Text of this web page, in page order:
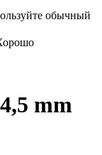
обычный
mm